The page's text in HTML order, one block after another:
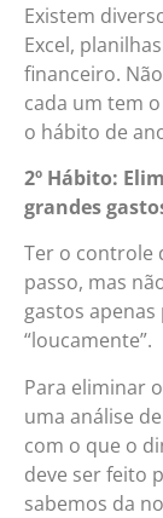
Existem
Excel,
financeiro.
cada um tem
o hábito de
2º Hábito:
grandes
Ter o controle
passo, mas
gastos
“loucamente”.
Para eliminar
uma análise
com o que o
deve ser feito
sabemos da